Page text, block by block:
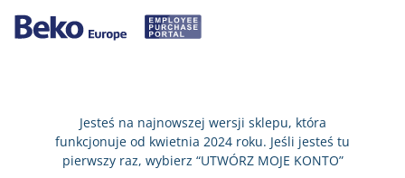
Jesteś na najnowszej wersji sklepu, która
funkcjonuje od kwietnia 2024 roku. Jeśli jesteś tu
pierwszy raz, wybierz “UTWÓRZ MOJE KONTO”